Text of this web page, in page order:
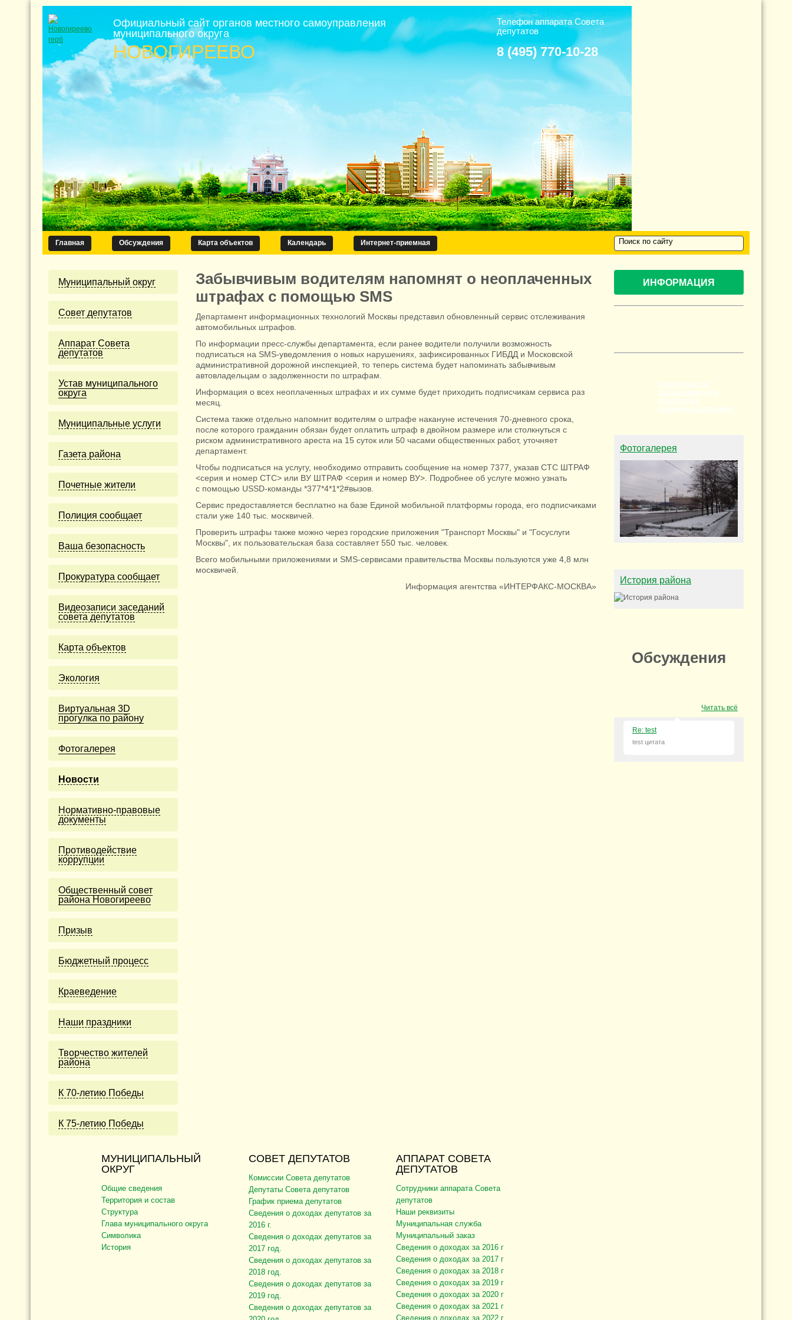
Официальный сайт органов местного самоуправления
муниципального округа
НОВОГИРЕЕВО
Телефон аппарата Cовета
депутатов
8 (495) 770-10-28
Главная Обсуждения Карта объектов Календарь Интернет-приемная
Муниципальный округ
Cовет депутатов
Аппарат Совета
депутатов
Устав муниципального
округа
Муниципальные услуги
Газета района
Почетные жители
Полиция сообщает
Ваша безопасность
Прокуратура сообщает
Видеозаписи заседаний
совета депутатов
Карта объектов
Экология
Виртуальная 3D
прогулка по району
Фотогалерея
Новости
Нормативно-правовые
документы
Противодействие
коррупции
Общественный совет
района Новогиреево
Призыв
Бюджетный процесс
Краеведение
Наши праздники
Творчество жителей
района
К 70-летию Победы
К 75-летию Победы
Забывчивым водителям напомнят о неоплаченных
штрафах с помощью SMS
Департамент информационных технологий Москвы представил обновленный сервис отслеживания
автомобильных штрафов.
По информации пресс-службы департамента, если ранее водители получили возможность
подписаться на SMS-уведомления о новых нарушениях, зафиксированных ГИБДД и Московской
административной дорожной инспекцией, то теперь система будет напоминать забывчивым
автовладельцам о задолженности по штрафам.
Информация о всех неоплаченных штрафах и их сумме будет приходить подписчикам сервиса раз
месяц.
Система также отдельно напомнит водителям о штрафе накануне истечения 70‑дневного срока,
после которого гражданин обязан будет оплатить штраф в двойном размере или столкнуться с
риском административного ареста на 15 суток или 50 часами общественных работ, уточняет
департамент.
Чтобы подписаться на услугу, необходимо отправить сообщение на номер 7377, указав СТС ШТРАФ
<серия и номер СТС> или ВУ ШТРАФ <серия и номер ВУ>. Подробнее об услуге можно узнать
с помощью USSD-команды *377*4*1*2#вызов.
Сервис предоставляется бесплатно на базе Единой мобильной платформы города, его подписчиками
стали уже 140 тыс. москвичей.
Проверить штрафы также можно через городские приложения "Транспорт Москвы" и "Госуслуги
Москвы", их пользовательская база составляет 550 тыс. человек.
Всего мобильными приложениями и SMS-сервисами правительства Москвы пользуются уже 4,8 млн
москвичей.
Информация агентства «ИНТЕРФАКС-МОСКВА»
ИНФОРМАЦИЯ
СПРАВОЧНИК ПО
ОБРАЩЕНИЯМ КУДА
ОБРАТИТСЯ В
РАЗЛИЧНЫХ СИТУАЦИЯХ
Фотогалерея
История района
Обсуждения
Читать всё
Re: test
test цитата
МУНИЦИПАЛЬНЫЙ
ОКРУГ
Общие сведения
Территория и состав
Структура
Глава муниципального округа
Символика
История
СОВЕТ ДЕПУТАТОВ
Комиссии Совета депутатов
Депутаты Совета депутатов
График приема депутатов
Сведения о доходах депутатов за
2016 г.
Сведения о доходах депутатов за
2017 год.
Сведения о доходах депутатов за
2018 год.
Сведения о доходах депутатов за
2019 год.
Сведения о доходах депутатов за
АППАРАТ СОВЕТА
ДЕПУТАТОВ
Сотрудники аппарата Совета
депутатов
Наши реквизиты
Муниципальная служба
Муниципальный заказ
Сведения о доходах за 2016 г
Сведения о доходах за 2017 г
Сведения о доходах за 2018 г
Сведения о доходах за 2019 г
Сведения о доходах за 2020 г
Сведения о доходах за 2021 г
Сведения о доходах за 2022 г